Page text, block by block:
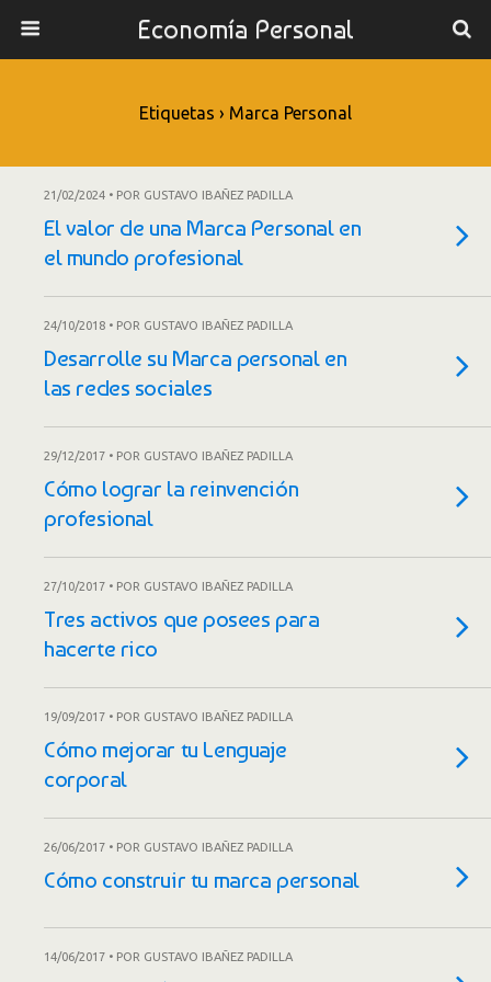
Economía Personal
Etiquetas › Marca Personal
21/02/2024 • POR GUSTAVO IBAÑEZ PADILLA
El valor de una Marca Personal en
el mundo profesional
24/10/2018 • POR GUSTAVO IBAÑEZ PADILLA
Desarrolle su Marca personal en
las redes sociales
29/12/2017 • POR GUSTAVO IBAÑEZ PADILLA
Cómo lograr la reinvención
profesional
27/10/2017 • POR GUSTAVO IBAÑEZ PADILLA
Tres activos que posees para
hacerte rico
19/09/2017 • POR GUSTAVO IBAÑEZ PADILLA
Cómo mejorar tu Lenguaje
corporal
26/06/2017 • POR GUSTAVO IBAÑEZ PADILLA
Cómo construir tu marca personal
14/06/2017 • POR GUSTAVO IBAÑEZ PADILLA